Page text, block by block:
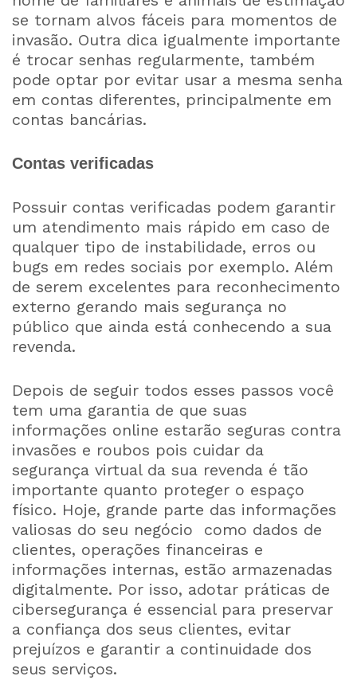
se tornam alvos fáceis para momentos de
invasão. Outra dica igualmente importante
é trocar senhas regularmente, também
pode optar por evitar usar a mesma senha
em contas diferentes, principalmente em
contas bancárias.
Contas verificadas
Possuir contas verificadas podem garantir
um atendimento mais rápido em caso de
qualquer tipo de instabilidade, erros ou
bugs em redes sociais por exemplo. Além
de serem excelentes para reconhecimento
externo gerando mais segurança no
público que ainda está conhecendo a sua
revenda.
Depois de seguir todos esses passos você
tem uma garantia de que suas
informações online estarão seguras contra
invasões e roubos pois cuidar da
segurança virtual da sua revenda é tão
importante quanto proteger o espaço
físico. Hoje, grande parte das informações
valiosas do seu negócio como dados de
clientes, operações financeiras e
informações internas, estão armazenadas
digitalmente. Por isso, adotar práticas de
cibersegurança é essencial para preservar
a confiança dos seus clientes, evitar
prejuízos e garantir a continuidade dos
seus serviços.